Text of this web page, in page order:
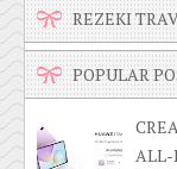
REZEKI
POPULAR
ALL-